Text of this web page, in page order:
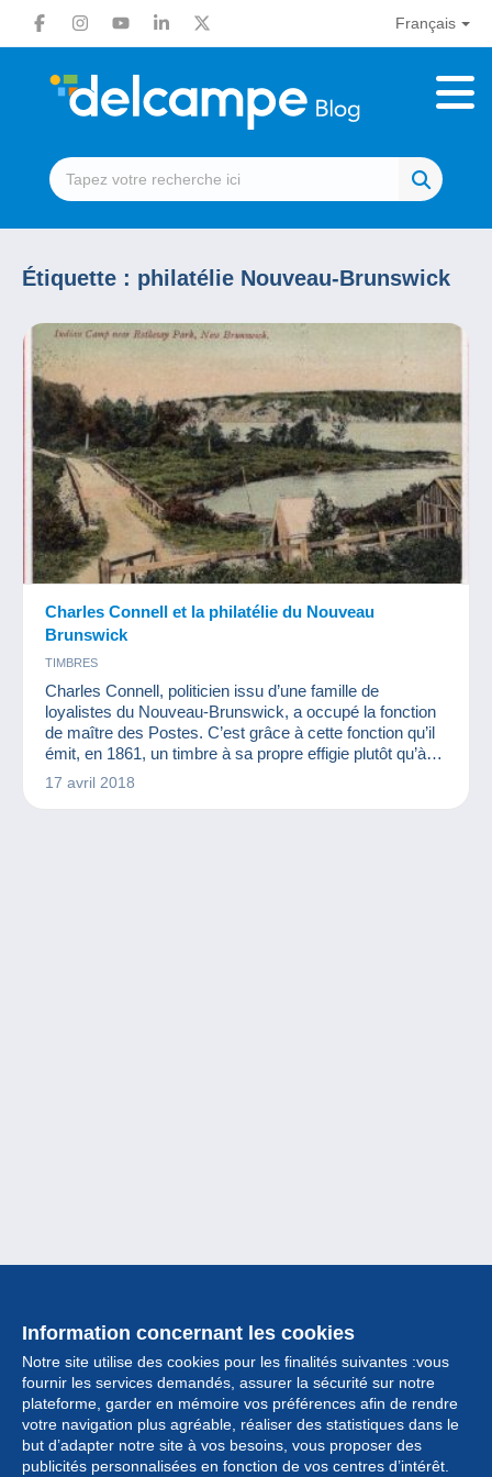
Français
Étiquette : philatélie Nouveau-Brunswick
Charles Connell et la philatélie du Nouveau
Brunswick
TIMBRES
Charles Connell, politicien issu d’une famille de
loyalistes du Nouveau-Brunswick, a occupé la fonction
de maître des Postes. C’est grâce à cette fonction qu’il
émit, en 1861, un timbre à sa propre effigie plutôt qu’à
celle de la reine Victoria...
17 avril 2018
Information concernant les cookies
Notre site utilise des cookies pour les finalités suivantes :vous
fournir les services demandés, assurer la sécurité sur notre
plateforme, garder en mémoire vos préférences afin de rendre
votre navigation plus agréable, réaliser des statistiques dans le
but d’adapter notre site à vos besoins, vous proposer des
publicités personnalisées en fonction de vos centres d’intérêt.
Collection